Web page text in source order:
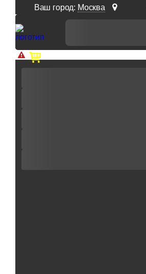
Ваш город: Москва
Доп. скидка от цен на сайте